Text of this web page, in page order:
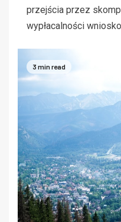
przejścia przez
wypłacalności
3 min read